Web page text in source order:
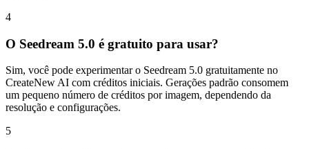
4
O Seedream 5.0 é gratuito para usar?
Sim, você pode experimentar o Seedream 5.0 gratuitamente no
CreateNew AI com créditos iniciais. Gerações padrão consomem
um pequeno número de créditos por imagem, dependendo da
resolução e configurações.
5